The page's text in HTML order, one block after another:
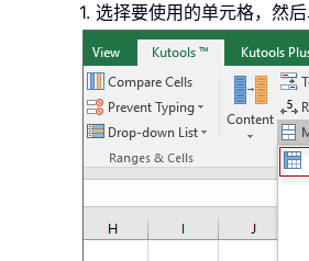
1. 选择要使用的单元格，然